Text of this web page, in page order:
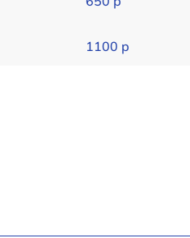
1100 р